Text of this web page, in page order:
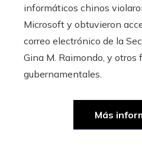
informáticos chinos
Microsoft y obtuvieron
correo electrónico de la
Gina M. Raimondo, y otros
gubernamentales.
Más